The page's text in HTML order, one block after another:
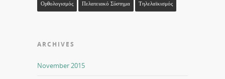
Ορθολογισμός Πελατειακό Σύστημα Τηλελαϊκισμός
ARCHIVES
November 2015